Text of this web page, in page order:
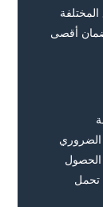
المختلفة
أقصى
الضروري
الحصول
تحمل